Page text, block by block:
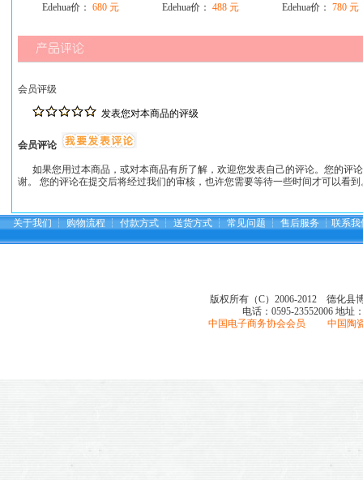
Edehua价： 680 元
Edehua价： 488 元
Edehua价： 780 元
会员评级
发表您对本商品的评级
会员评论
如果您用过本商品，或对本商品有所了解，欢迎您发表自己的评论。您的评
谢。 您的评论在提交后将经过我们的审核，也许您需要等待一些时间才可以看
关于我们 ┆ 购物流程 ┆ 付款方式 ┆ 送货方式 ┆ 常见问题 ┆ 售后服务 ┆ 联系我
版权所有（C）2006-2012 德化县
电话：0595-23552006 地址
中国电子商务协会会员 中国陶